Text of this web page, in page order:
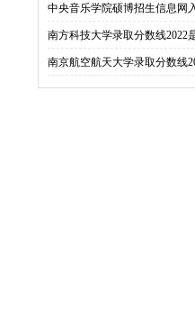
中央音乐学院硕博招生信息网
南方科技大学录取分数线2022
南京航空航天大学录取分数线